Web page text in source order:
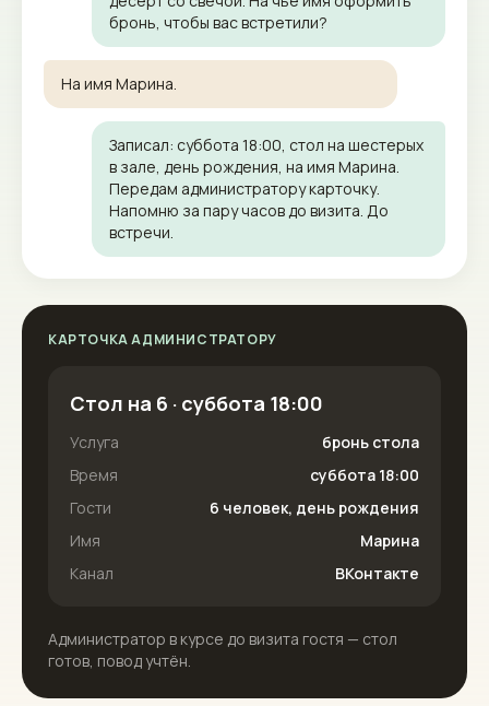
бронь, чтобы вас встретили?
На имя Марина.
Записал: суббота 18:00, стол на шестерых
в зале, день рождения, на имя Марина.
Передам администратору карточку.
Напомню за пару часов до визита. До
встречи.
КАРТОЧКА АДМИНИСТРАТОРУ
Стол на 6 · суббота 18:00
Услуга
бронь стола
Время
суббота 18:00
Гости
6 человек, день рождения
Имя
Марина
Канал
ВКонтакте
Администратор в курсе до визита гостя — стол
готов, повод учтён.